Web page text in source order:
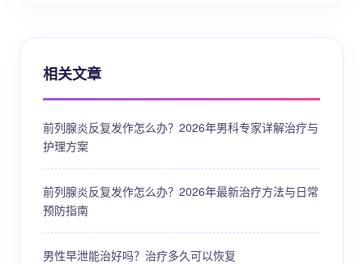
相关文章
前列腺炎反复发作怎么办？2026年男科专家详解治疗与
护理方案
前列腺炎反复发作怎么办？2026年最新治疗方法与日常
预防指南
男性早泄能治好吗？治疗多久可以恢复